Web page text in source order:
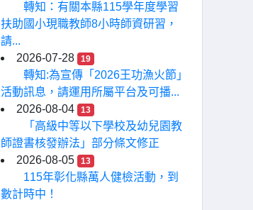
轉知：有關本縣115學年度學習
扶助國小現職教師8小時師資研習，
請...
2026-07-28
19
轉知:為宣傳「2026王功漁火節」
活動訊息，請運用所屬平台及可播...
2026-08-04
13
「高級中等以下學校及幼兒園教
師證書核發辦法」部分條文修正
2026-08-05
13
115年彰化縣萬人健檢活動，到
數計時中！